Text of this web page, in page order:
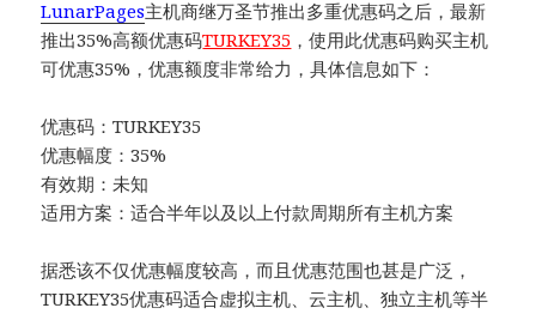
LunarPages主机商继万圣节推出多重优惠码之后，最新
推出35%高额优惠码TURKEY35 ，使用此优惠码购买主机
可优惠35%，优惠额度非常给力，具体信息如下：
优惠码：TURKEY35
优惠幅度：35%
有效期：未知
适用方案：适合半年以及以上付款周期所有主机方案
据悉该不仅优惠幅度较高，而且优惠范围也甚是广泛，
TURKEY35优惠码适合虚拟主机、云主机、独立主机等半